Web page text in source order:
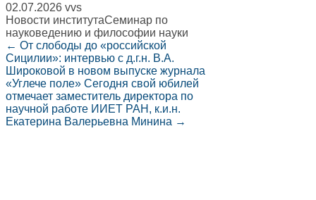
02.07.2026 vvs
Новости институтаСеминар по
науковедению и философии науки
← От слободы до «российской
Сицилии»: интервью с д.г.н. В.А.
Широковой в новом выпуске журнала
«Углече поле» Сегодня свой юбилей
отмечает заместитель директора по
научной работе ИИЕТ РАН, к.и.н.
Екатерина Валерьевна Минина →